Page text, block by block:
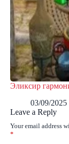
Эликсир
03/09/2025
Leave a Reply
Your email address
*